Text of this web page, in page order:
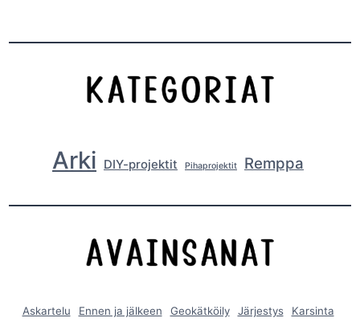
Arki DIY-projektit Pihaprojektit Remppa
Askartelu Ennen ja jälkeen Geokätköily Järjestys
Karsinta